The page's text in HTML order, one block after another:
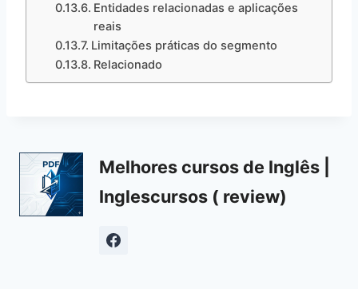
Entidades relacionadas e aplicações
reais
Limitações práticas do segmento
Relacionado
Melhores cursos de Inglês |
Inglescursos ( review)